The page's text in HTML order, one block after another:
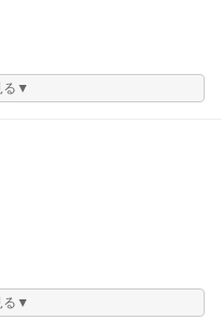
る▼
る▼